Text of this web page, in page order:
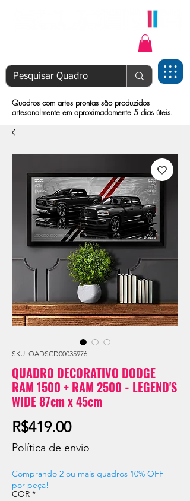
Quadros com artes prontas são produzidos
artesanalmente em aproximadamente 5 dias úteis.
SKU: QADSCD00035976
QUADRO DECORATIVO DODGE
RAM 1500 + RAM 2500 - LEGEND'S
WIDE 87cm x 45cm
R$419.00Price
Política de envio
Comprando 2 ou mais quadros 10% OFF
por peça!
COR *